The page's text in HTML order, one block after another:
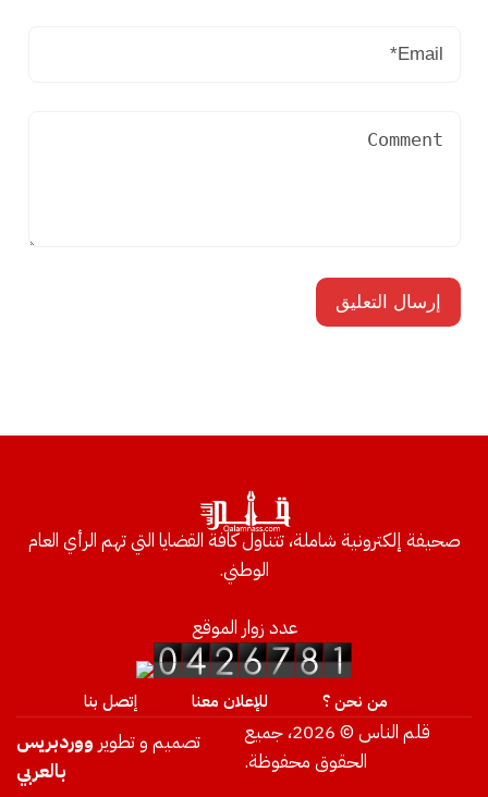
صحيفة إلكترونية شاملة، تتناول كافة القضايا التي تهم الرأي العام
الوطني.
عدد زوار الموقع
من نحن ؟ للإعلان معنا إتصل بنا
قلم الناس © 2026، جميع
الحقوق محفوظة.
تصميم و تطوير ووردبريس
بالعربي